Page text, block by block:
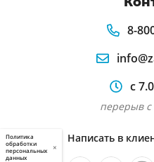
8-
с
перерыв с
Написать в
Политика
обработки
персональных
данных
×